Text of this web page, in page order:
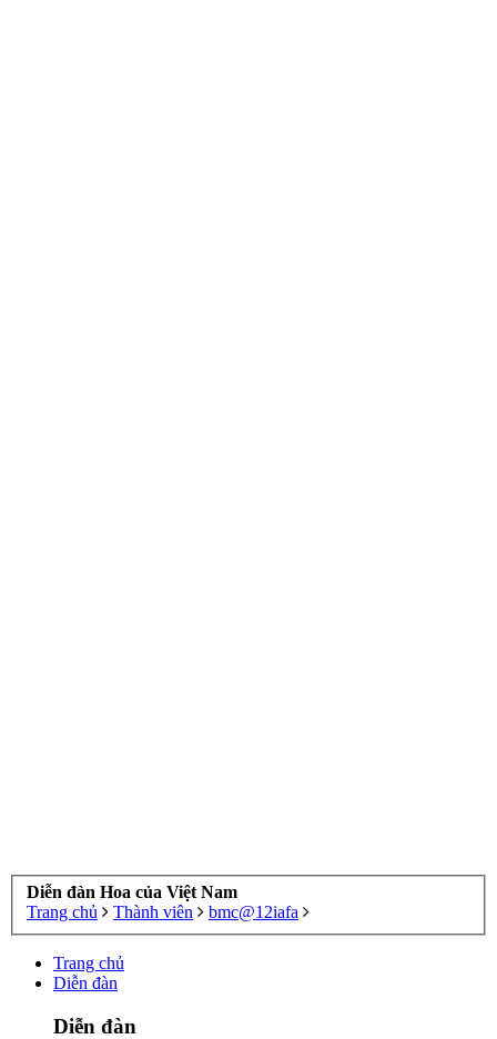
Diễn đàn Hoa của Việt Nam
Trang chủ
Thành viên bmc@12iafa
Trang chủ
Diễn đàn
Diễn đàn